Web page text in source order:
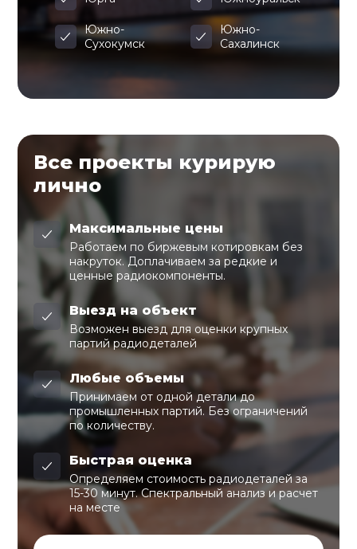
Южно-
Сухокумск
Южно-
Сахалинск
Все проекты курирую
лично
Максимальные цены
Работаем по биржевым котировкам без
накруток. Доплачиваем за редкие и
ценные радиокомпоненты.
Выезд на объект
Возможен выезд для оценки крупных
партий радиодеталей
Любые объемы
Принимаем от одной детали до
промышленных партий. Без ограничений
по количеству.
Быстрая оценка
Определяем стоимость радиодеталей за
15-30 минут. Спектральный анализ и расчет
на месте